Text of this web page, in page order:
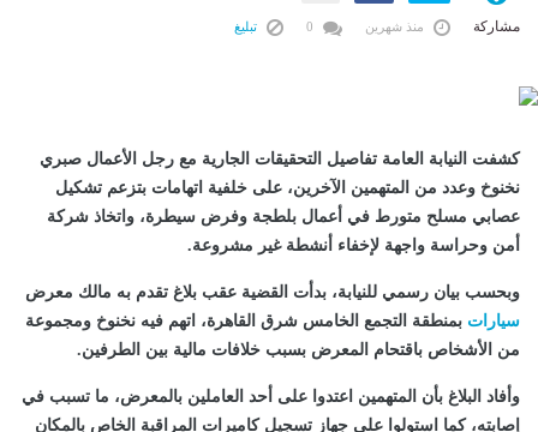
مشاركة منذ شهرين تبليغ
كشفت النيابة العامة تفاصيل التحقيقات الجارية مع رجل الأعمال صبري
نخنوخ وعدد من المتهمين الآخرين، على خلفية اتهامات بتزعم تشكيل
عصابي مسلح متورط في أعمال بلطجة وفرض سيطرة، واتخاذ شركة
أمن وحراسة واجهة لإخفاء أنشطة غير مشروعة.
وبحسب بيان رسمي للنيابة، بدأت القضية عقب بلاغ تقدم به مالك معرض
سيارات بمنطقة التجمع الخامس شرق القاهرة، اتهم فيه نخنوخ ومجموعة
من الأشخاص باقتحام المعرض بسبب خلافات مالية بين الطرفين.
وأفاد البلاغ بأن المتهمين اعتدوا على أحد العاملين بالمعرض، ما تسبب في
إصابته، كما استولوا على جهاز تسجيل كاميرات المراقبة الخاص بالمكان